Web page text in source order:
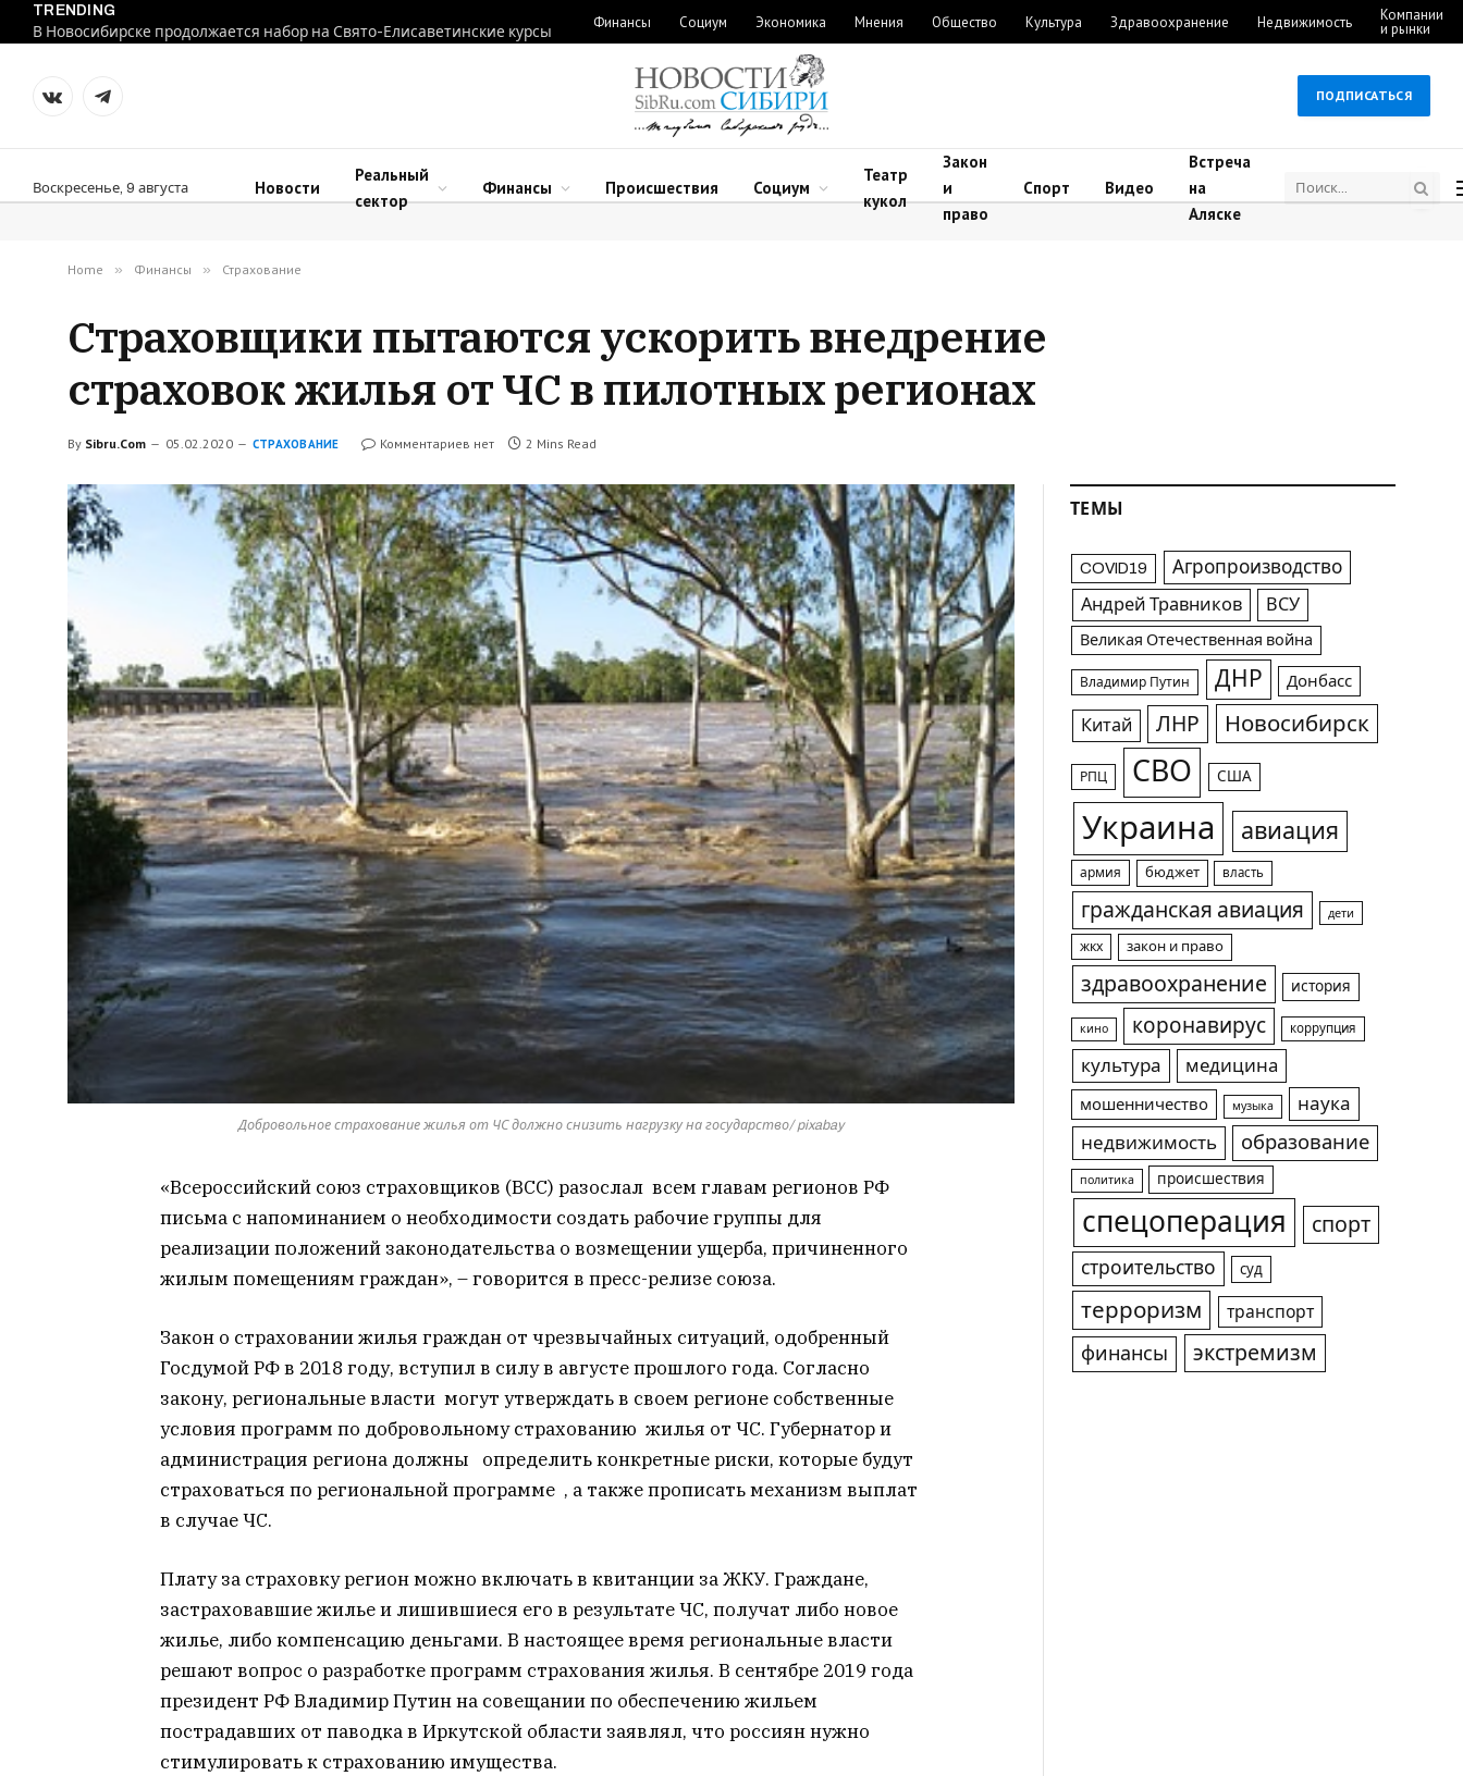
TRENDING
В Новосибирске продолжается набор на Свято-Елисаветинские курсы
Финансы Социум Экономика Мнения Общество Культура Здравоохранение Недвижимость Компании
и рынки
VKontakteTelegram
ПОДПИСАТЬСЯ
Воскресенье, 9 августа Новости
Реальный
сектор
Финансы Происшествия Социум
Театр
кукол
Закон
и
право
Спорт Видео
Встреча
на
Аляске
Home » Финансы » Страхование
Страховщики пытаются ускорить внедрение
страховок жилья от ЧС в пилотных регионах
By Sibru.Com 05.02.2020 СТРАХОВАНИЕ Комментариев нет 2 Mins Read
Добровольное страхование жилья от ЧС должно снизить нагрузку на государство/ pixabay
«Всероссийский союз страховщиков (ВСС) разослал всем главам регионов РФ
письма с напоминанием о необходимости создать рабочие группы для
реализации положений законодательства о возмещении ущерба, причиненного
жилым помещениям граждан», – говорится в пресс-релизе союза.
Закон о страховании жилья граждан от чрезвычайных ситуаций, одобренный
Госдумой РФ в 2018 году, вступил в силу в августе прошлого года. Согласно
закону, региональные власти могут утверждать в своем регионе собственные
условия программ по добровольному страхованию жилья от ЧС. Губернатор и
администрация региона должны определить конкретные риски, которые будут
страховаться по региональной программе , а также прописать механизм выплат
в случае ЧС.
Плату за страховку регион можно включать в квитанции за ЖКУ. Граждане,
застраховавшие жилье и лишившиеся его в результате ЧС, получат либо новое
жилье, либо компенсацию деньгами. В настоящее время региональные власти
решают вопрос о разработке программ страхования жилья. В сентябре 2019 года
президент РФ Владимир Путин на совещании по обеспечению жильем
пострадавших от паводка в Иркутской области заявлял, что россиян нужно
стимулировать к страхованию имущества.
ТЕМЫ
COVID19 Агропроизводство
Андрей Травников ВСУ
Великая Отечественная война
Владимир Путин ДНР Донбасс
Китай ЛНР Новосибирск
РПЦ СВО США
Украина авиация
армия бюджет власть
гражданская авиация дети
жкх закон и право
здравоохранение история
кино коронавирус коррупция
культура медицина
мошенничество музыка
наука
недвижимость
образование
политика происшествия
спецоперация спорт
строительство суд
терроризм транспорт
финансы экстремизм